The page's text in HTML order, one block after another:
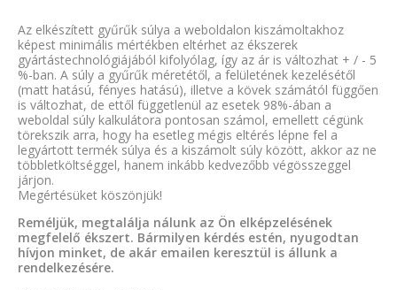
Az elkészített gyűrűk súlya a weboldalon kiszámoltakhoz
képest minimális mértékben eltérhet az ékszerek
gyártástechnológiájából kifolyólag, így az ár is változhat + / - 5
%-ban. A súly a gyűrűk méretétől, a felületének kezelésétől
(matt hatású, fényes hatású), illetve a kövek számától függően
is változhat, de ettől függetlenül az esetek 98%-ában a
weboldal súly kalkulátora pontosan számol, emellett cégünk
törekszik arra, hogy ha esetleg mégis eltérés lépne fel a
legyártott termék súlya és a kiszámolt súly között, akkor az ne
többletköltséggel, hanem inkább kedvezőbb végösszeggel
járjon.
Megértésüket köszönjük!
Reméljük, megtalálja nálunk az Ön elképzelésének
megfelelő ékszert. Bármilyen kérdés estén, nyugodtan
hívjon minket, de akár emailen keresztül is állunk a
rendelkezésére.